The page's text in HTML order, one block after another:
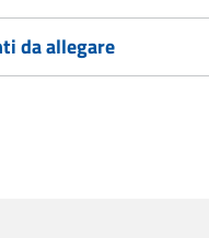
da allegare